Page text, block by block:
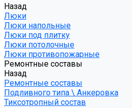
Назад
Люки
Люки напольные
Люки под плитку
Люки потолочные
Люки противопожарные
Ремонтные составы
Назад
Ремонтные составы
Подливного типа \ Анкеровка
Тиксотропный состав